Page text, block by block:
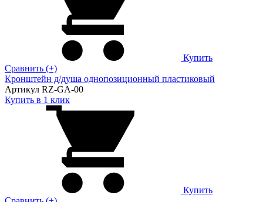
Купить
Сравнить (+)
Кронштейн д/душа однопозиционный пластиковый
Артикул RZ-GA-00
Купить в 1 клик
Купить